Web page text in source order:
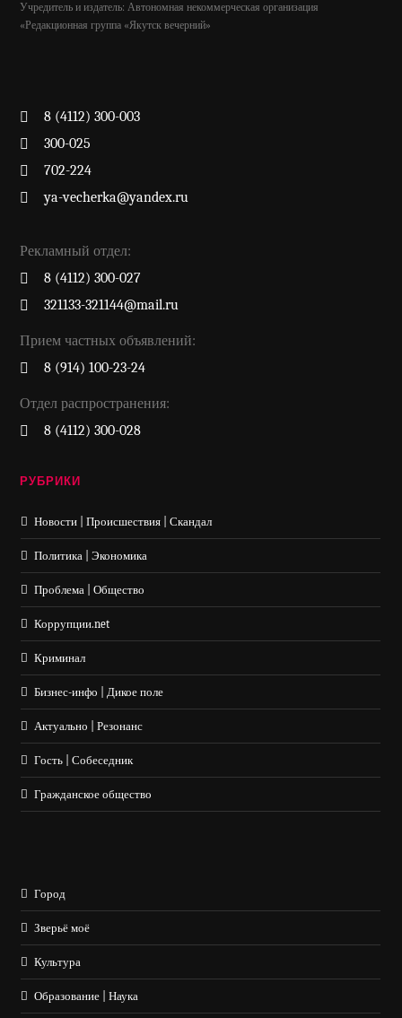
Учредитель и издатель: Автономная некоммерческая организация
«Редакционная группа «Якутск вечерний»
8 (4112) 300-003
300-025
702-224
ya-vecherka@yandex.ru
Рекламный отдел:
8 (4112) 300-027
321133-321144@mail.ru
Прием частных объявлений:
8 (914) 100-23-24
Отдел распространения:
8 (4112) 300-028
РУБРИКИ
Новости | Происшествия | Скандал
Политика | Экономика
Проблема | Общество
Коррупции.net
Криминал
Бизнес-инфо | Дикое поле
Актуально | Резонанс
Гость | Собеседник
Гражданское общество
Город
Зверьё моё
Культура
Образование | Наука